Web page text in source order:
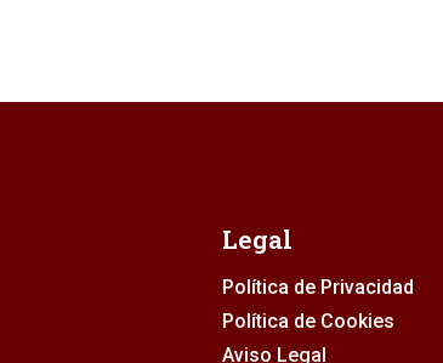
Legal
Política de Privacidad
Política de Cookies
Aviso Legal